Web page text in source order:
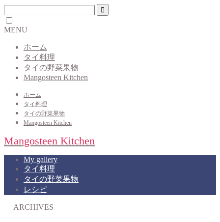
MENU
ホーム
タイ料理
タイの野菜果物
Mangosteen Kitchen
ホーム
タイ料理
タイの野菜果物
Mangosteen Kitchen
Mangosteen Kitchen
My gallery
タイ料理
タイの野菜果物
レシピ
― ARCHIVES ―